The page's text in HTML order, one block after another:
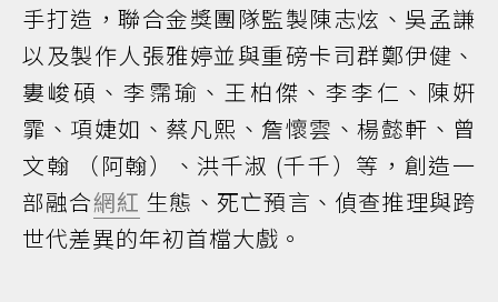
手打造，聯合金獎團隊監製陳志炫、吳孟謙
以及製作人張雅婷並與重磅卡司群鄭伊健、
婁峻碩、李霈瑜、王柏傑、李李仁、陳姸
霏、項婕如、蔡凡熙、詹懷雲、楊懿軒、曾
文翰 （阿翰）、洪千淑 (千千）等，創造一
部融合網紅 生態、死亡預言、偵查推理與跨
世代差異的年初首檔大戲。